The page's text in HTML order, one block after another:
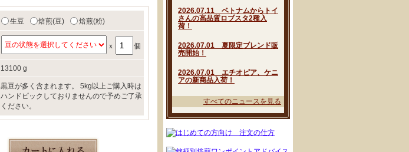
2026.07.11 ベトナムからトイ
さんの高品質ロブスタ2種入
荷！
2026.07.01 夏限定ブレンド販
売開始！
2026.07.01 エチオピア、ケニ
アの新商品入荷！
すべてのニュースを見る
生豆 焙煎(豆) 焙煎(粉)
ｘ 個
13100 g
黒豆が多く含まれます。 5kg以上ご購入時は
ハンドピックしておりませんので予めご了承
ください。